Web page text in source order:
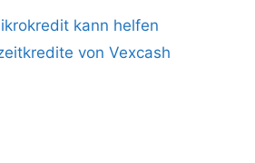
kann helfen
von Vexcash